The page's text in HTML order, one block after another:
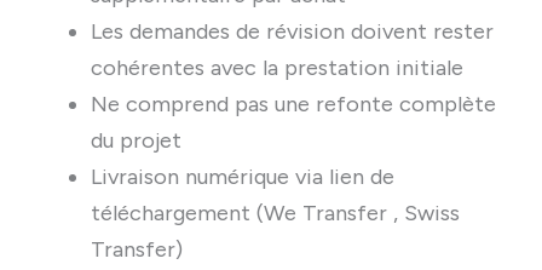
Les demandes de révision doivent rester
cohérentes avec la prestation initiale
Ne comprend pas une refonte complète
du projet
Livraison numérique via lien de
téléchargement (We Transfer , Swiss
Transfer)